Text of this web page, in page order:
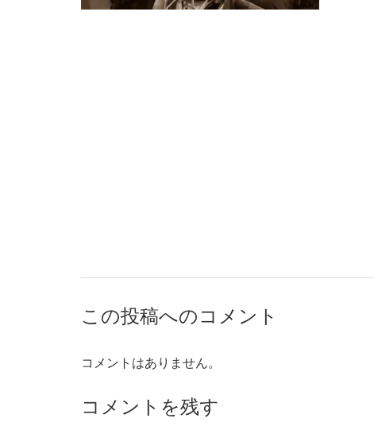
この投稿へのコメント
コメントはありません。
コメントを残す